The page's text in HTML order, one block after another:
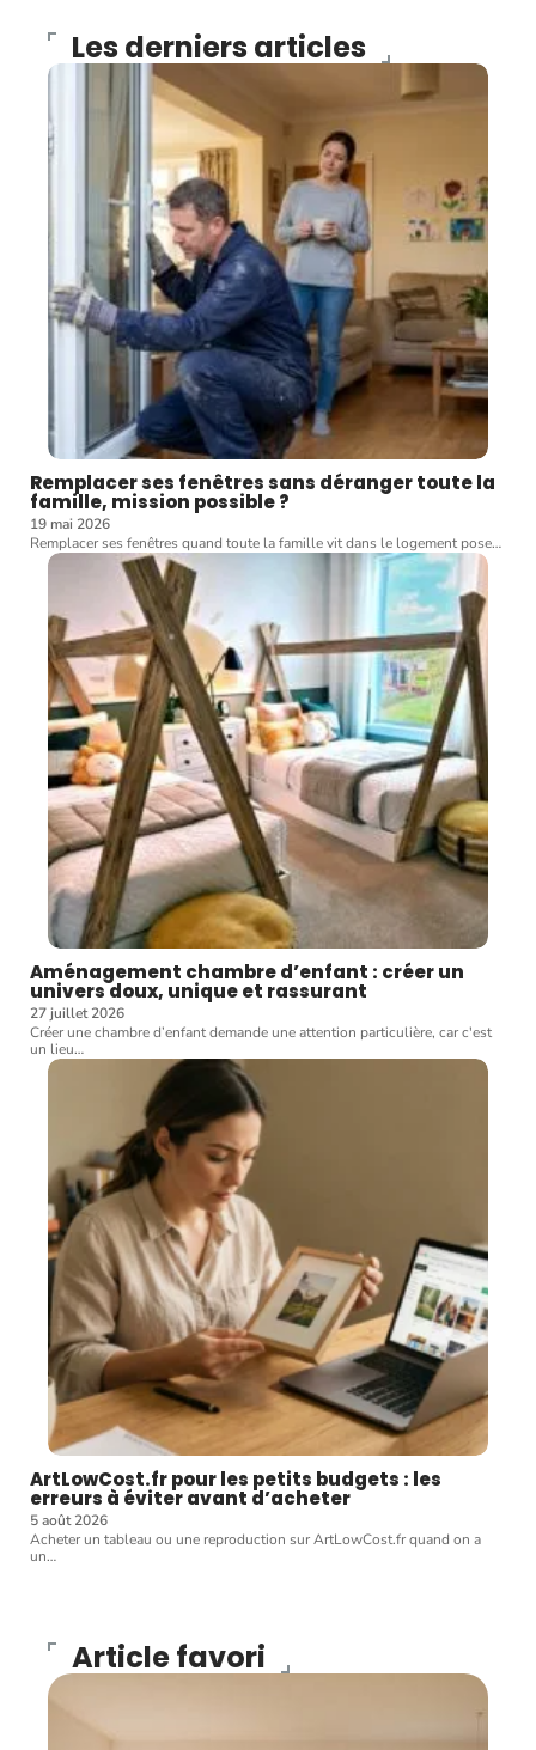
Les derniers articles
Remplacer ses fenêtres sans déranger toute la
famille, mission possible ?
19 mai 2026
Remplacer ses fenêtres quand toute la famille vit dans le logement pose…
Aménagement chambre d’enfant : créer un
univers doux, unique et rassurant
27 juillet 2026
Créer une chambre d’enfant demande une attention particulière, car c'est
un lieu…
ArtLowCost.fr pour les petits budgets : les
erreurs à éviter avant d’acheter
5 août 2026
Acheter un tableau ou une reproduction sur ArtLowCost.fr quand on a
un…
Article favori